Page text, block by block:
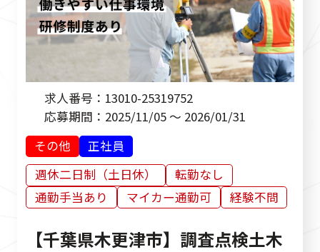
求人番号： 13010-25319752
応募期間： 2025/11/05 ～ 2026/01/31
その他
正社員
週休二日制（土日休）
転勤なし
通勤手当あり
マイカー通勤可 経験不問
【千葉県木更津市】調査点検土木